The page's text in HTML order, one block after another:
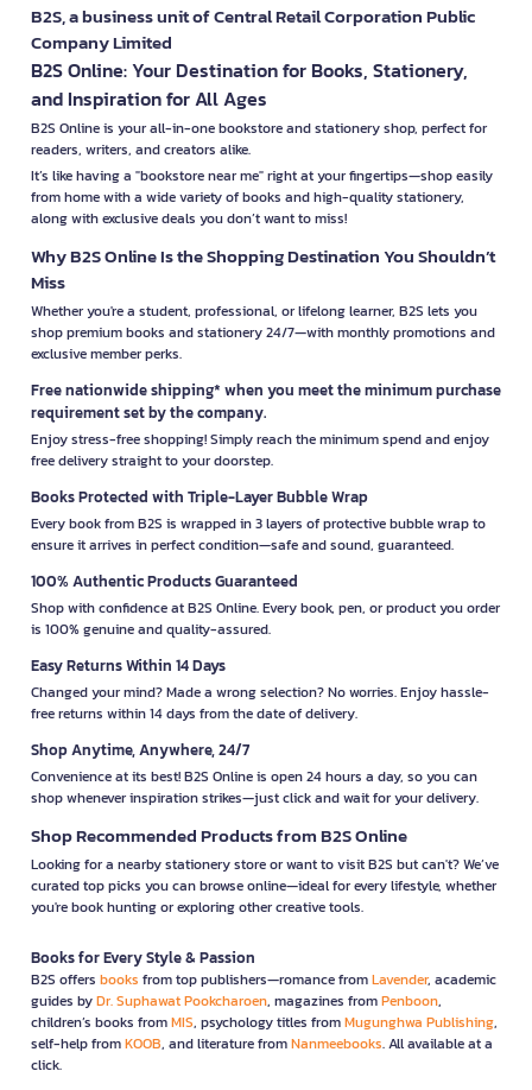
B2S, a business unit of Central Retail Corporation Public
Company Limited
B2S Online: Your Destination for Books, Stationery,
and Inspiration for All Ages
B2S Online is your all-in-one bookstore and stationery shop, perfect for
readers, writers, and creators alike.
It’s like having a "bookstore near me" right at your fingertips—shop easily
from home with a wide variety of books and high-quality stationery,
along with exclusive deals you don’t want to miss!
Why B2S Online Is the Shopping Destination You Shouldn’t
Miss
Whether you're a student, professional, or lifelong learner, B2S lets you
shop premium books and stationery 24/7—with monthly promotions and
exclusive member perks.
Free nationwide shipping* when you meet the minimum purchase
requirement set by the company.
Enjoy stress-free shopping! Simply reach the minimum spend and enjoy
free delivery straight to your doorstep.
Books Protected with Triple-Layer Bubble Wrap
Every book from B2S is wrapped in 3 layers of protective bubble wrap to
ensure it arrives in perfect condition—safe and sound, guaranteed.
100% Authentic Products Guaranteed
Shop with confidence at B2S Online. Every book, pen, or product you order
is 100% genuine and quality-assured.
Easy Returns Within 14 Days
Changed your mind? Made a wrong selection? No worries. Enjoy hassle-
free returns within 14 days from the date of delivery.
Shop Anytime, Anywhere, 24/7
Convenience at its best! B2S Online is open 24 hours a day, so you can
shop whenever inspiration strikes—just click and wait for your delivery.
Shop Recommended Products from B2S Online
Looking for a nearby stationery store or want to visit B2S but can't? We’ve
curated top picks you can browse online—ideal for every lifestyle, whether
you're book hunting or exploring other creative tools.
Books for Every Style & Passion
B2S offers books from top publishers—romance fromLavender, academic
guides byDr. Suphawat Pookcharoen, magazines fromPenboon,
children’s books fromMIS, psychology titles fromMugunghwa Publishing,
self-help fromKOOB, and literature fromNanmeebooks. All available at a
click.